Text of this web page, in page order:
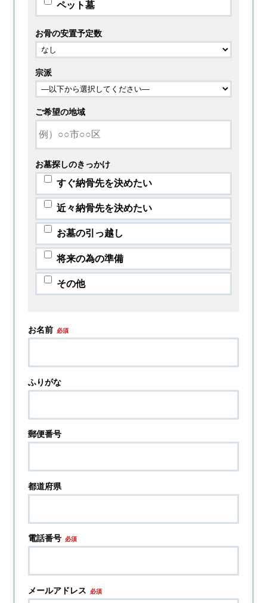
ペット墓
お骨の安置予定数
宗派
ご希望の地域
お墓探しのきっかけ
すぐ納骨先を決めたい
近々納骨先を決めたい
お墓の引っ越し
将来の為の準備
その他
お名前 必須
ふりがな
郵便番号
都道府県
電話番号 必須
メールアドレス 必須